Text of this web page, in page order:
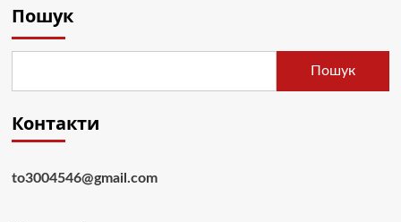
Пошук
Пошук
Контакти
to3004546@gmail.com